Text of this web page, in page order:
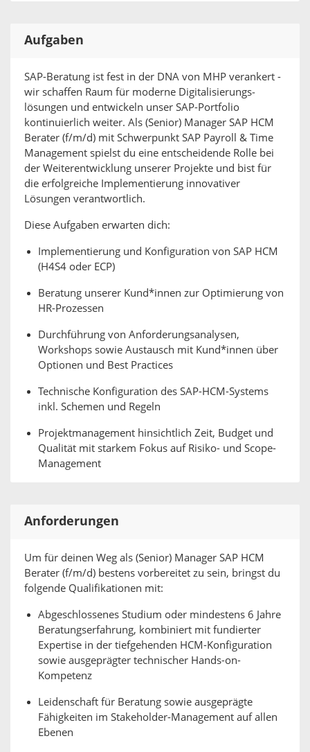
Aufgaben
SAP-Beratung ist fest in der DNA von MHP verankert -
wir schaffen Raum für moderne Digitalisierungs­
lösungen und entwickeln unser SAP-Portfolio
kontinuierlich weiter. Als (Senior) Manager SAP HCM
Berater (f/m/d) mit Schwerpunkt SAP Payroll & Time
Management spielst du eine entscheidende Rolle bei
der Weiterentwicklung unserer Projekte und bist für
die erfolgreiche Implementierung innovativer
Lösungen verantwortlich.
Diese Aufgaben erwarten dich:
Implementierung und Konfiguration von SAP HCM
(H4S4 oder ECP)
Beratung unserer Kund*innen zur Optimierung von
HR-Prozessen
Durchführung von Anforderungsanalysen,
Workshops sowie Austausch mit Kund*innen über
Optionen und Best Practices
Technische Konfiguration des SAP-HCM-Systems
inkl. Schemen und Regeln
Projektmanagement hinsichtlich Zeit, Budget und
Qualität mit starkem Fokus auf Risiko- und Scope-
Management
Anforderungen
Um für deinen Weg als (Senior) Manager SAP HCM
Berater (f/m/d) bestens vorbereitet zu sein, bringst du
folgende Qualifikationen mit:
Abgeschlossenes Studium oder mindestens 6 Jahre
Beratungserfahrung, kombiniert mit fundierter
Expertise in der tiefgehenden HCM-Konfiguration
sowie ausgeprägter technischer Hands-on-
Kompetenz
Leidenschaft für Beratung sowie ausgeprägte
Fähigkeiten im Stakeholder-Management auf allen
Ebenen